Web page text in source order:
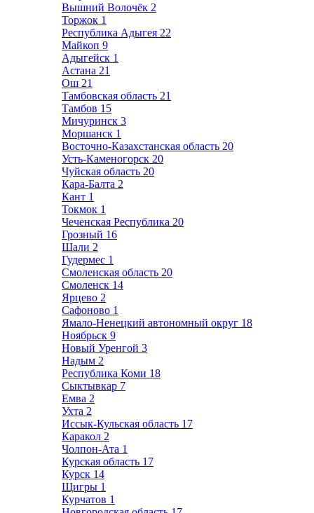
Вышний Волочёк 2
Торжок 1
Республика Адыгея 22
Майкоп 9
Адыгейск 1
Астана 21
Ош 21
Тамбовская область 21
Тамбов 15
Мичуринск 3
Моршанск 1
Восточно-Казахстанская область 20
Усть-Каменогорск 20
Чуйская область 20
Кара-Балта 2
Кант 1
Токмок 1
Чеченская Республика 20
Грозный 16
Шали 2
Гудермес 1
Смоленская область 20
Смоленск 14
Ярцево 2
Сафоново 1
Ямало-Ненецкий автономный округ 18
Ноябрьск 9
Новый Уренгой 3
Надым 2
Республика Коми 18
Сыктывкар 7
Емва 2
Ухта 2
Иссык-Кульская область 17
Каракол 2
Чолпон-Ата 1
Курская область 17
Курск 14
Щигры 1
Курчатов 1